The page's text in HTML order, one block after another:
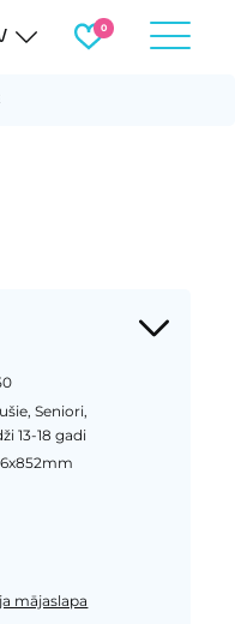
Seniori,
13-18 gadi
mājaslapa